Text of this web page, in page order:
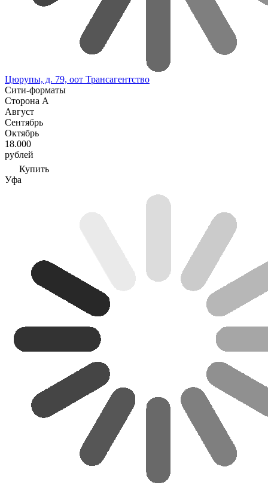
Цюрупы, д. 79, оот Трансагентство
Сити-форматы
Сторона А
Август
Сентябрь
Октябрь
18.000
рублей
Купить
Уфа